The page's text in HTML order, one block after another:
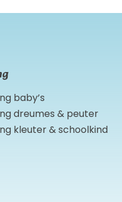
baby’s
dreumes & peuter
kleuter & schoolkind